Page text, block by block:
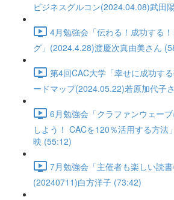
ビジネスグルコン(2024.04.08)武田
4月勉強会「伝わる！成功する
グ」(2024.4.28)渡慶次真由美さん
第4回CAC大学「幸せに成功す
ードマップ(2024.05.22)若原加代子
6月勉強会「クラファンウェー
しよう！ CACを120％活用する方
映 (55:12)
7月勉強会「主催者も楽しい読書
(20240711)白方洋子 (73:42)